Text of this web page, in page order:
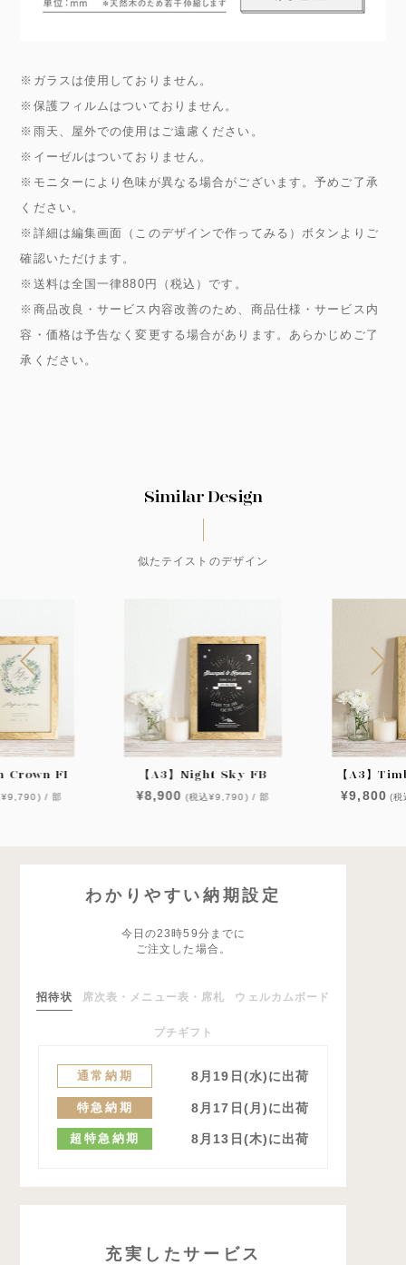
※ガラスは使用しておりません。
※保護フィルムはついておりません。
※雨天、屋外での使用はご遠慮ください。
※イーゼルはついておりません。
※モニターにより色味が異なる場合がございます。予めご了承
ください。
※詳細は編集画面（このデザインで作ってみる）ボタンよりご
確認いただけます。
※送料は全国一律880円（税込）です。
※商品改良・サービス内容改善のため、商品仕様・サービス内
容・価格は予告なく変更する場合があります。あらかじめご了
承ください。
Similar Design
似たテイストのデザイン
Crown FI
¥9,790) / 部
【A3】Night Sky FB
¥8,900 (税込¥9,790) / 部
【A3】
¥9,800 (
わかりやすい納期設定
今日の23時59分までに
ご注文した場合。
招待状 席次表・メニュー表・席札 ウェルカムボード
プチギフト
通常納期 8月19日(水)に出荷
特急納期 8月17日(月)に出荷
超特急納期 8月13日(木)に出荷
充実したサービス